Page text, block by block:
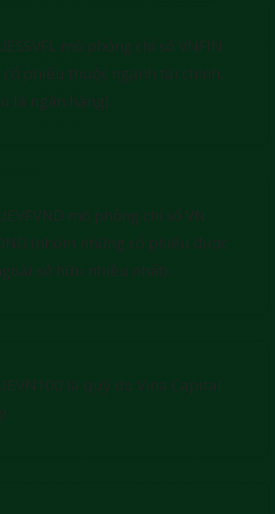
mô phỏng chỉ số VNFIN
cổ phiếu thuộc ngành tài chính,
là ngân hàng).
mô phỏng chỉ số VN
(nhóm những cổ phiếu được
sở hữu nhiều nhất).
là quỹ do Vina Capital